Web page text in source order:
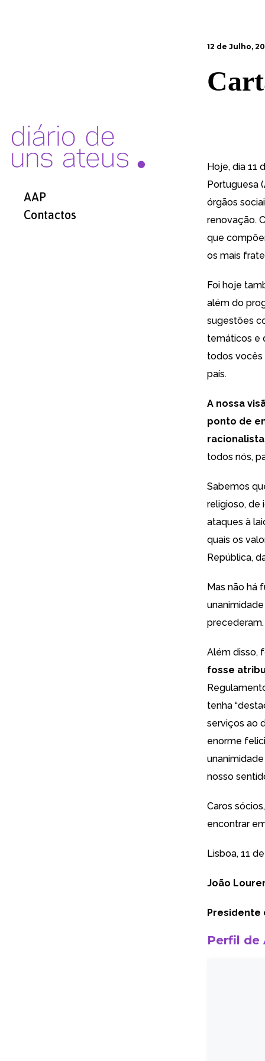
AAP
Contactos
12 de Julho,
Hoje, dia 11
Portuguesa
órgãos
renovação.
que
os mais
Foi hoje
além do
sugestões
temáticos e
todos vocês
país.
A nossa
ponto de
todos nós,
Sabemos
religioso, de
ataques à
quais os
República,
Mas não há
precederam.
Além disso,
fosse
tenha
serviços ao
enorme
nosso
Caros
encontrar
Lisboa, 11
João
Presidente
Perfil de